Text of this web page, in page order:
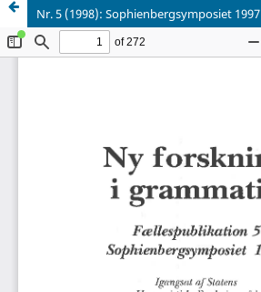
Nr. 5 (1998): Sophienbergsymposiet 1997